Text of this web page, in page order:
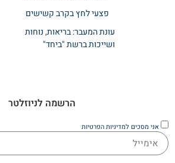
פצעי לחץ בקרב קשישים
עונת המעבר: בריאות, נוחות
ושייכות ברשת "ביחד"
הרשמה לניוזלטר
אני מסכים למדיניות הפרטיות